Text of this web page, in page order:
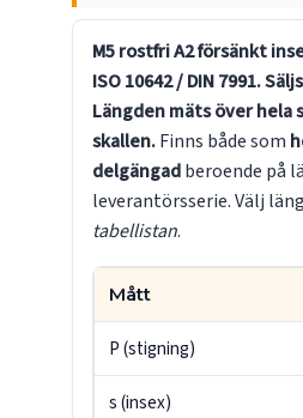
M5 rostfri A2 försänkt
ISO 10642 / DIN 7991.
Längden mäts över hela
skallen.Finns både som
delgängadberoende på
leverantörsserie. Välj
tabellistan.
Mått
P (stigning)
s (insex)